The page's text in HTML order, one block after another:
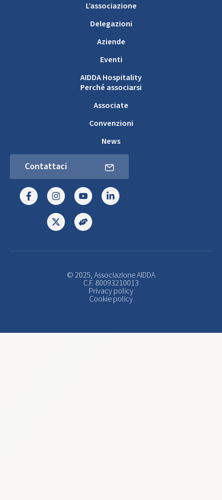
L’associazione
Delegazioni
Aziende
Eventi
AIDDA Hospitality
Perché associarsi
Associate
Convenzioni
News
Contattaci
© 2025, Associazione AIDDA
C.F. 80093210013
Privacy policy
Cookie policy